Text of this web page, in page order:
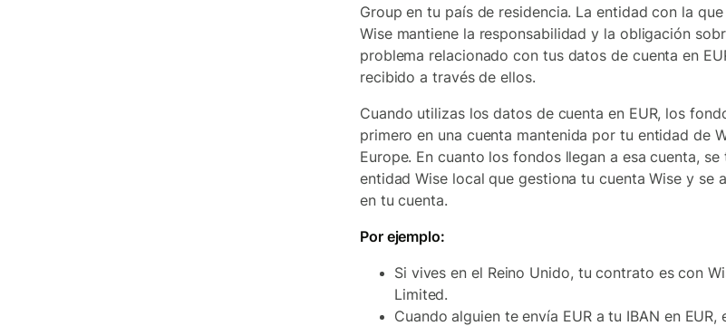
Group en tu país de residencia. La entidad con la
Wise mantiene la responsabilidad y la obligación
problema relacionado con tus datos de cuenta en
recibido a través de ellos.
Cuando utilizas los datos de cuenta en EUR, los
primero en una cuenta mantenida por tu entidad de
Europe. En cuanto los fondos llegan a esa cuenta, se
entidad Wise local que gestiona tu cuenta Wise y se
en tu cuenta.
Por ejemplo:
Si vives en el Reino Unido, tu contrato es con
Limited.
Cuando alguien te envía EUR a tu IBAN en